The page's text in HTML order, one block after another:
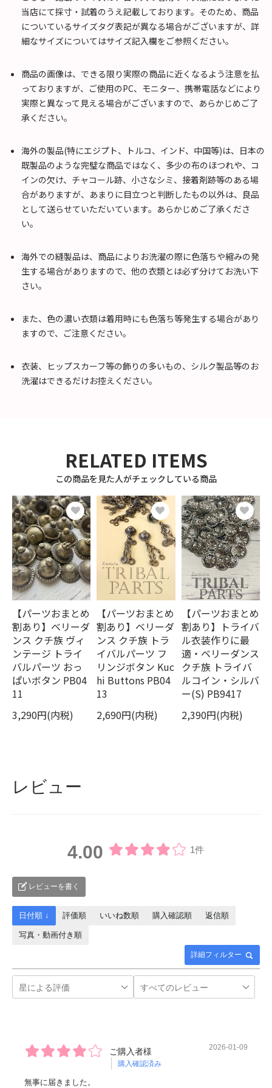
当店にて採寸・試着のうえ記載しております。そのため、商品
についているサイズタグ表記が異なる場合がございますが、詳
細なサイズについてはサイズ記入欄をご参照ください。
商品の画像は、できる限り実際の商品に近くなるよう注意を払
っておりますが、ご使用のPC、モニター、携帯電話などにより
実際と異なって見える場合がございますので、あらかじめご了
承ください。
海外の製品(特にエジプト、トルコ、インド、中国等)は、日本の
既製品のような完璧な商品ではなく、多少の布のほつれや、コ
インの欠け、チャコール跡、小さなシミ、接着剤跡等のある場
合がありますが、あまりに目立つと判断したもの以外は、良品
として送らせていただいています。あらかじめご了承くださ
い。
海外での縫製品は、商品によりお洗濯の際に色落ちや縮みの発
生する場合がありますので、他の衣類とは必ず分けてお洗い下
さい。
また、色の濃い衣類は着用時にも色落ち等発生する場合があり
ますので、ご注意ください。
衣装、ヒップスカーフ等の飾りの多いもの、シルク製品等のお
洗濯はできるだけお控えください。
RELATED ITEMS
この商品を見た人がチェックしている商品
【パーツおまとめ
割あり】ベリーダ
ンス クチ族 ヴィ
ンテージ トライ
バルパーツ おっ
ぱいボタン PB04
11
3,290円(内税)
【パーツおまとめ
割あり】ベリーダ
ンス クチ族 トラ
イバルパーツ フ
リンジボタン Kuc
hi Buttons PB04
13
2,690円(内税)
【パーツおまとめ
割あり】トライバ
ル衣装作りに最
適・ベリーダンス
クチ族 トライバ
ルコイン・シルバ
ー(S) PB9417
2,390円(内税)
レビュー
4.00 1件
レビューを書く
詳細フィルター
日付順 ↓ 評価順 いいね数順 購入確認順 返信順
写真・動画付き順
ご購入者様
購入確認済み
2026-01-09
無事に届きました。